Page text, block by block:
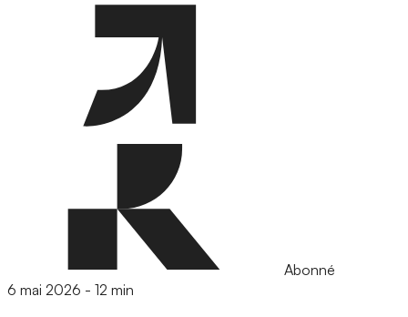
Abonné
6 mai 2026 - 12 min